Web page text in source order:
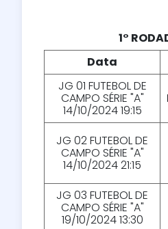
1°
Data
JG 01 FUTEBOL DE
CAMPO SÉRIE "A"
14/10/2024 19:15
JG 02 FUTEBOL DE
CAMPO SÉRIE "A"
14/10/2024 21:15
JG 03 FUTEBOL DE
CAMPO SÉRIE "A"
19/10/2024 13:30